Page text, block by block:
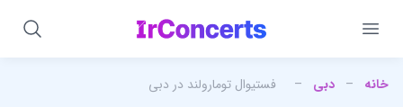
خانه – دبی – فستیوال تومارولند در دبی